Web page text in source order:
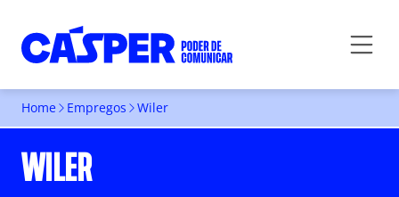
Home Empregos Wiler
WILER